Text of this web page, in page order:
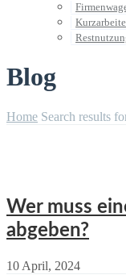
Blog
Home Search results
Wer muss
abgeben?
10 April, 2024